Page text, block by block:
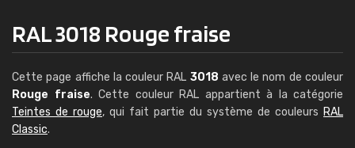
RAL 3018 Rouge fraise
Cette page affiche la couleur RAL 3018 avec le nom de couleur
Rouge fraise. Cette couleur RAL appartient à la catégorie
Teintes de rouge, qui fait partie du système de couleurs RAL
Classic.